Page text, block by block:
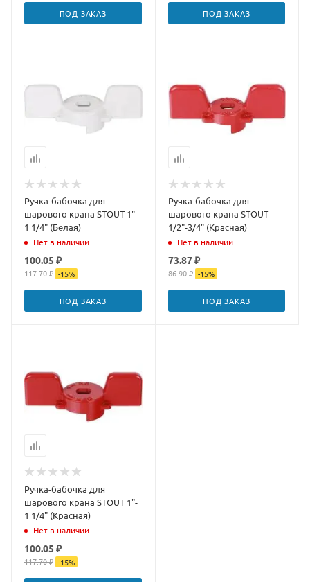
ПОД ЗАКАЗ ПОД ЗАКАЗ
Ручка-бабочка для
шарового крана STOUT 1"-
1 1/4" (Белая)
Нет в наличии
100.05 ₽
117.70 ₽ -15%
ПОД ЗАКАЗ
Ручка-бабочка для
шарового крана STOUT
1/2"-3/4" (Красная)
Нет в наличии
73.87 ₽
86.90 ₽ -15%
ПОД ЗАКАЗ
Ручка-бабочка для
шарового крана STOUT 1"-
1 1/4" (Красная)
Нет в наличии
100.05 ₽
117.70 ₽ -15%